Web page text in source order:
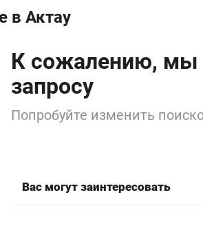
в Актау
К сожалению, мы
запросу
Попробуйте изменить
Вас могут заинтересовать